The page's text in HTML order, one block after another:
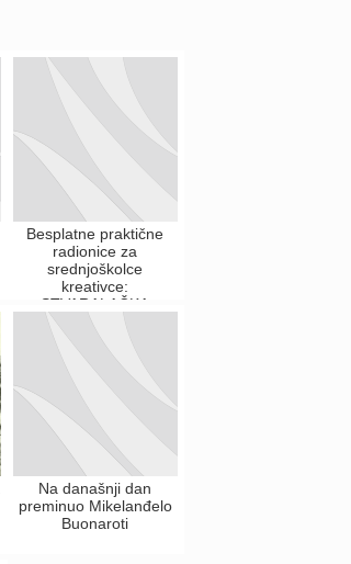
Besplatne praktične
radionice za
srednjoškolce
kreativce:
STVARALAČKA
SUBOTA NA
FAKULTETU
Na današnji dan
preminuo Mikelanđelo
Buonaroti